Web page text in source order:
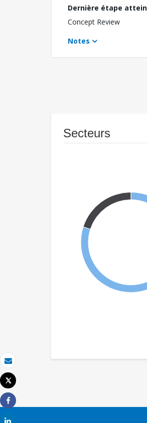
Email
Imprimer
Tweet
Share
Dernière étape
Concept Review
Notes
Secteurs